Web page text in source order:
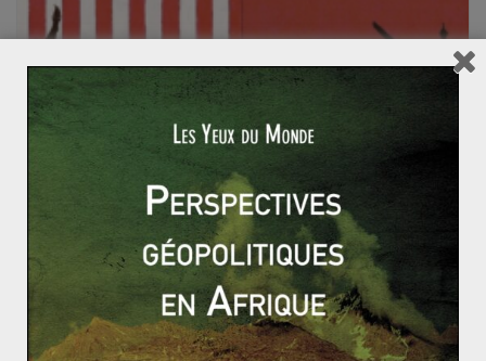
La Guerre froide – Cours
27 décembre 2015 0